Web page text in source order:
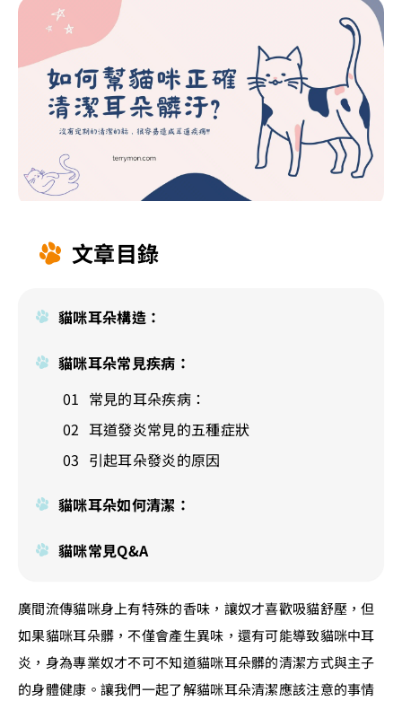
文章目錄
貓咪耳朵構造：
貓咪耳朵常見疾病：
常見的耳朵疾病：
耳道發炎常見的五種症狀
引起耳朵發炎的原因
貓咪耳朵如何清潔：
貓咪常見Q&A
廣間流傳貓咪身上有特殊的香味，讓奴才喜歡吸貓舒壓，但
如果貓咪耳朵髒，不僅會產生異味，還有可能導致貓咪中耳
炎，身為專業奴才不可不知道貓咪耳朵髒的清潔方式與主子
的身體健康。讓我們一起了解貓咪耳朵清潔應該注意的事情